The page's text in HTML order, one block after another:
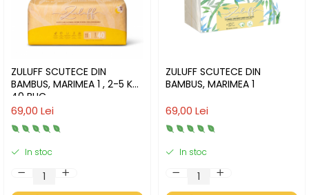
ZULUFF SCUTECE DIN
BAMBUS, MARIMEA 1 , 2-5 KG,
40 BUC
69,00 Lei
In stoc
ZULUFF SCUTECE DIN
BAMBUS, MARIMEA 1
69,00 Lei
In stoc